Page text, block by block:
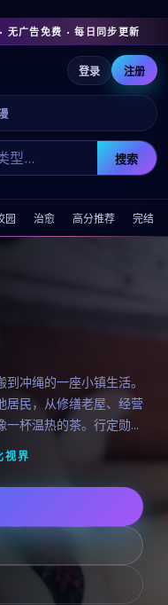
无广告免费 · 每日同步更新
搜索
登录 注册
园 治愈 高分推荐 完结
冲绳的一座小镇生活。
居民，从修缮老屋、经营
杯温热的茶。行定勋用
案。
视界